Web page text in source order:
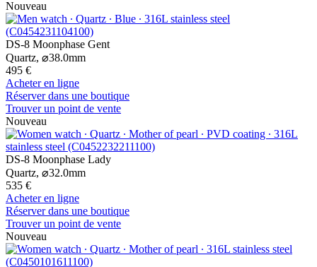
Nouveau
DS-8 Moonphase Gent
Quartz, ⌀38.0mm
495 €
Acheter en ligne
Réserver dans une boutique
Trouver un point de vente
Nouveau
DS-8 Moonphase Lady
Quartz, ⌀32.0mm
535 €
Acheter en ligne
Réserver dans une boutique
Trouver un point de vente
Nouveau